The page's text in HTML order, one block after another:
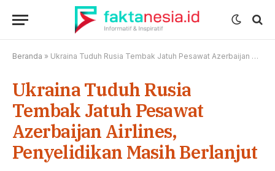
Beranda » Ukraina Tuduh Rusia Tembak Jatuh Pesawat Azerbaijan Airlines, Penyelidikan Masih Berlanjut
Ukraina Tuduh Rusia
Tembak Jatuh Pesawat
Azerbaijan Airlines,
Penyelidikan Masih Berlanjut